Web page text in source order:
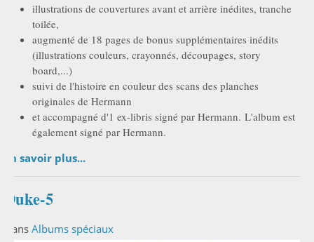
illustrations de couvertures avant et arrière inédites, tranche
toilée,
augmenté de 18 pages de bonus supplémentaires inédits
(illustrations couleurs, crayonnés, découpages, story
board,...)
suivi de l'histoire en couleur des scans des planches
originales de Hermann
et accompagné d'1 ex-libris signé par Hermann. L'album est
également signé par Hermann.
En savoir plus...
Duke-5
Dans Albums spéciaux